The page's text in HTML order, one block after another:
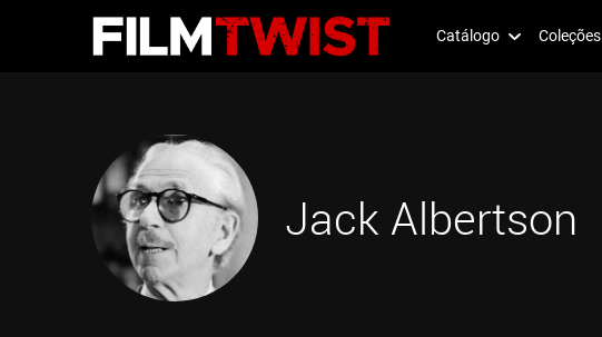
Catálogo Coleções
Jack Albertson